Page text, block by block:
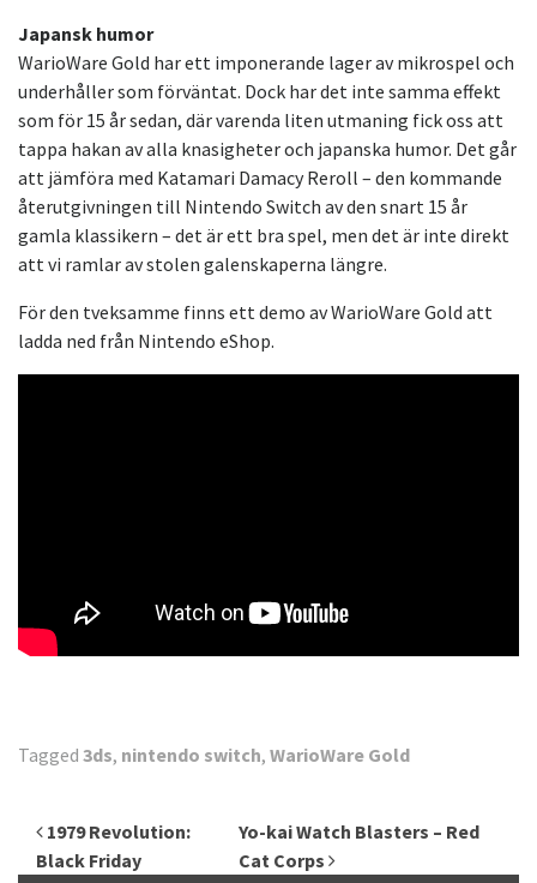
Japansk humor
WarioWare Gold har ett imponerande lager av mikrospel och
underhåller som förväntat. Dock har det inte samma effekt
som för 15 år sedan, där varenda liten utmaning fick oss att
tappa hakan av alla knasigheter och japanska humor. Det går
att jämföra med Katamari Damacy Reroll – den kommande
återutgivningen till Nintendo Switch av den snart 15 år
gamla klassikern – det är ett bra spel, men det är inte direkt
att vi ramlar av stolen galenskaperna längre.
För den tveksamme finns ett demo av WarioWare Gold att
ladda ned från Nintendo eShop.
Tagged 3ds, nintendo switch, WarioWare Gold
Inläggsnavigering
1979 Revolution:
Black Friday
Yo-kai Watch Blasters – Red
Cat Corps